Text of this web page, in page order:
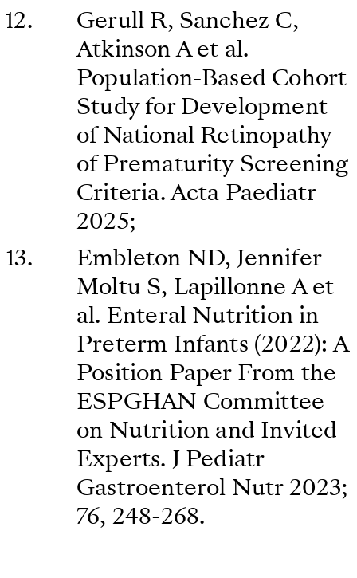
Gerull R, Sanchez C,
Atkinson A et al.
Population-Based Cohort
Study for Development
of National Retinopathy
of Prematurity Screening
Criteria. Acta Paediatr
2025;
Embleton ND, Jennifer
Moltu S, Lapillonne A et
al. Enteral Nutrition in
Preterm Infants (2022): A
Position Paper From the
ESPGHAN Committee
on Nutrition and Invited
Experts. J Pediatr
Gastroenterol Nutr 2023;
76, 248-268.